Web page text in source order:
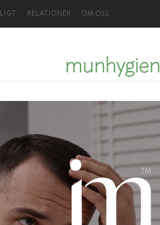
RELATIONER OM OSS
munhygien